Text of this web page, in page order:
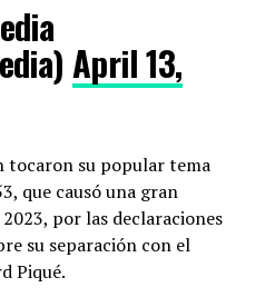
April 13,
tocaron su popular tema
que causó una gran
por las declaraciones
su separación con el
Piqué.